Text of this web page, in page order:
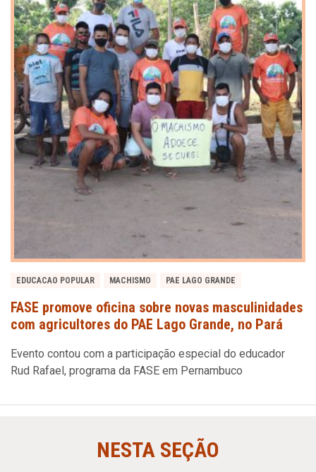
EDUCACAO POPULAR MACHISMO PAE LAGO GRANDE
FASE promove oficina sobre novas masculinidades
com agricultores do PAE Lago Grande, no Pará
Evento contou com a participação especial do educador
Rud Rafael, programa da FASE em Pernambuco
NESTA SEÇÃO